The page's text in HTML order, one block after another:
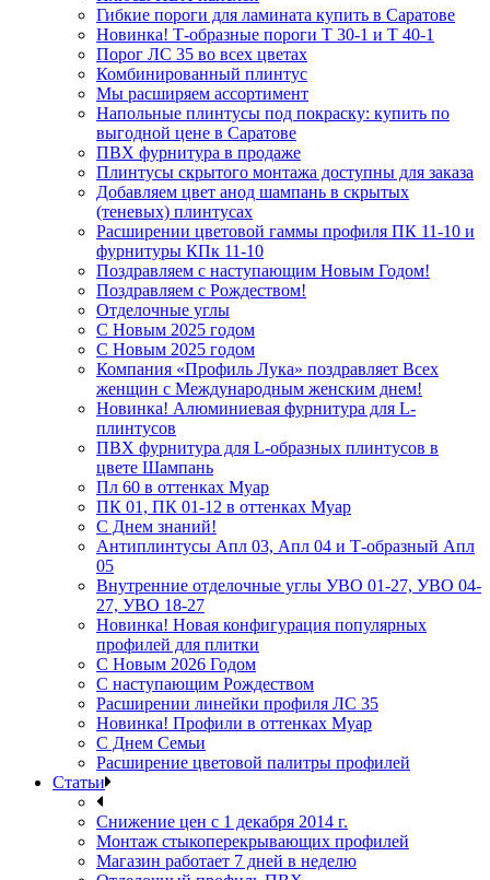
Гибкие пороги для ламината купить в Саратове
Новинка! Т-образные пороги Т 30-1 и Т 40-1
Порог ЛС 35 во всех цветах
Комбинированный плинтус
Мы расширяем ассортимент
Напольные плинтусы под покраску: купить по
выгодной цене в Саратове
ПВХ фурнитура в продаже
Плинтусы скрытого монтажа доступны для заказа
Добавляем цвет анод шампань в скрытых
(теневых) плинтусах
Расширении цветовой гаммы профиля ПК 11-10 и
фурнитуры КПк 11-10
Поздравляем с наступающим Новым Годом!
Поздравляем с Рождеством!
Отделочные углы
С Новым 2025 годом
С Новым 2025 годом
Компания «Профиль Лука» поздравляет Всех
женщин с Международным женским днем!
Новинка! Алюминиевая фурнитура для L-
плинтусов
ПВХ фурнитура для L-образных плинтусов в
цвете Шампань
Пл 60 в оттенках Муар
ПК 01, ПК 01-12 в оттенках Муар
С Днем знаний!
Антиплинтусы Апл 03, Апл 04 и Т-образный Апл
05
Внутренние отделочные углы УВО 01-27, УВО 04-
27, УВО 18-27
Новинка! Новая конфигурация популярных
профилей для плитки
С Новым 2026 Годом
С наступающим Рождеством
Расширении линейки профиля ЛС 35
Новинка! Профили в оттенках Муар
С Днем Семьи
Расширение цветовой палитры профилей
Статьи
Снижение цен с 1 декабря 2014 г.
Монтаж стыкоперекрывающих профилей
Магазин работает 7 дней в неделю